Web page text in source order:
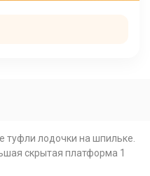
туфли лодочки на шпильке.
скрытая платформа 1